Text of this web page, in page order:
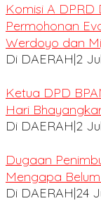
Komisi A DPRD
Permohonan
Werdoyo dan
Di DAERAH|2
Ketua DPD
Hari
Di DAERAH|2
Dugaan
Mengapa
Di DAERAH|24